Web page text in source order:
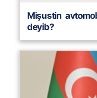
Mişustin
deyib?